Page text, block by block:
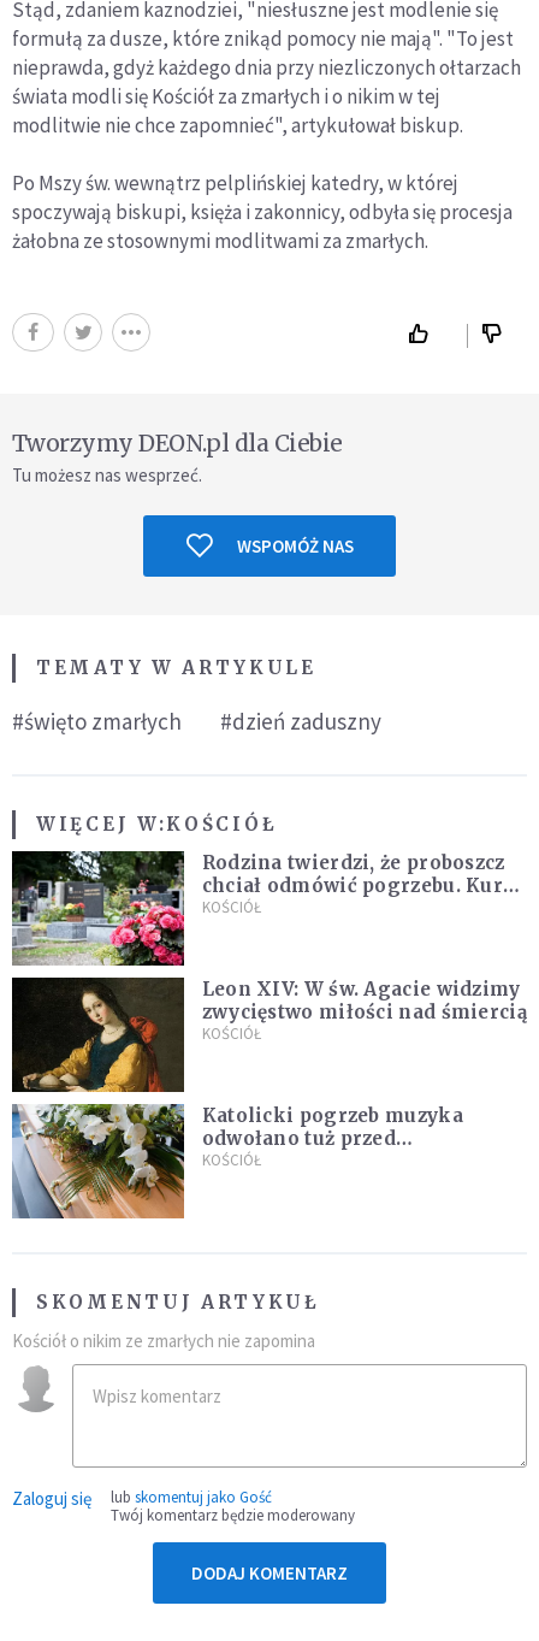
Stąd, zdaniem kaznodziei, "niesłuszne jest modlenie się
formułą za dusze, które znikąd pomocy nie mają". "To jest
nieprawda, gdyż każdego dnia przy niezliczonych ołtarzach
świata modli się Kościół za zmarłych i o nikim w tej
modlitwie nie chce zapomnieć", artykułował biskup.
Po Mszy św. wewnątrz pelplińskiej katedry, w której
spoczywają biskupi, księża i zakonnicy, odbyła się procesja
żałobna ze stosownymi modlitwami za zmarłych.
Tworzymy DEON.pl dla Ciebie
Tu możesz nas wesprzeć.
WSPOMÓŻ NAS
TEMATY W ARTYKULE
#święto zmarłych #dzień zaduszny
WIĘCEJ W:KOŚCIÓŁ
Rodzina twierdzi, że proboszcz
chciał odmówić pogrzebu. Kuria
zapowiada wyjaśnienia
KOŚCIÓŁ
Leon XIV: W św. Agacie widzimy
zwycięstwo miłości nad śmiercią
KOŚCIÓŁ
Katolicki pogrzeb muzyka
odwołano tuż przed
uroczystością. Powodem była
KOŚCIÓŁ
SKOMENTUJ ARTYKUŁ
Kościół o nikim ze zmarłych nie zapomina
Zaloguj się lub skomentuj jako Gość
Twój komentarz będzie moderowany
DODAJ KOMENTARZ